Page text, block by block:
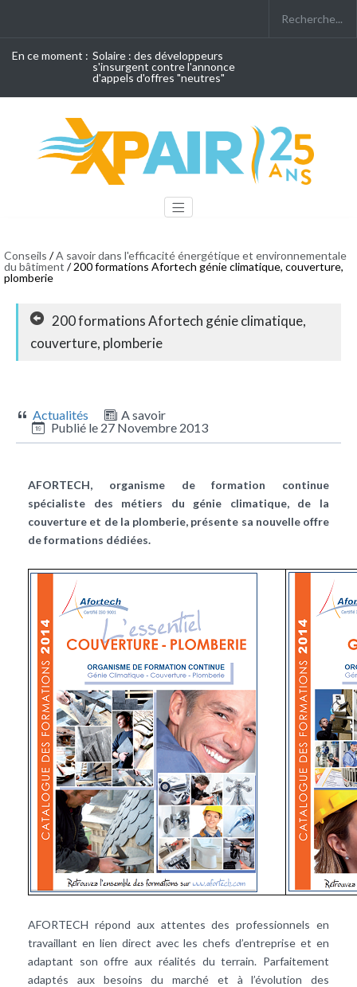
En ce moment : Solaire : des développeurs
s'insurgent contre l'annonce
d'appels d'offres "neutres"
Conseils /A savoir dans l'efficacité énergétique et environnementale
du bâtiment / 200 formations Afortech génie climatique, couverture,
plomberie
200 formations Afortech génie climatique,
couverture, plomberie
Actualités
A savoir
Publié le 27 Novembre 2013
AFORTECH, organisme de formation continue
spécialiste des métiers du génie climatique, de la
couverture et de la plomberie, présente sa nouvelle offre
de formations dédiées.
AFORTECH répond aux attentes des professionnels en
travaillant en lien direct avec les chefs d’entreprise et en
adaptant son offre aux réalités du terrain. Parfaitement
adaptés aux besoins du marché et à l’évolution des